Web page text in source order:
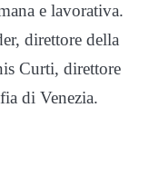
e lavorativa.
direttore della
Curti, direttore
di Venezia.